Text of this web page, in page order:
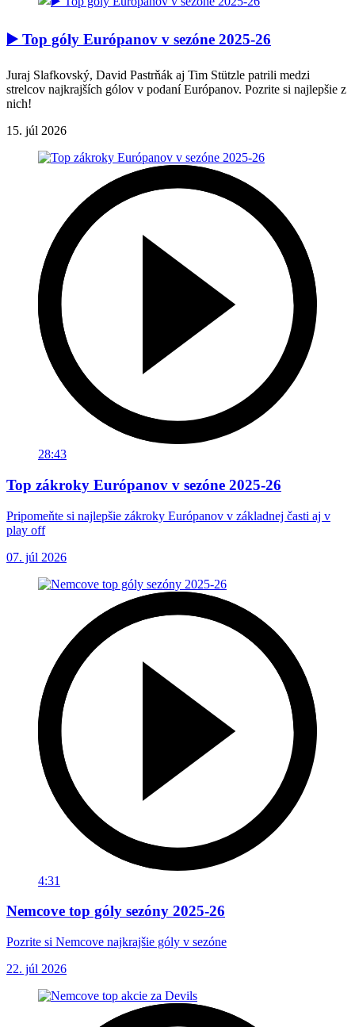
▶️ Top góly Európanov v sezóne 2025-26
Juraj Slafkovský, David Pastrňák aj Tim Stützle patrili medzi
strelcov najkrajších gólov v podaní Európanov. Pozrite si najlepšie z
nich!
15. júl 2026
28:43
Top zákroky Európanov v sezóne 2025-26
Pripomeňte si najlepšie zákroky Európanov v základnej časti aj v
play off
07. júl 2026
4:31
Nemcove top góly sezóny 2025-26
Pozrite si Nemcove najkrajšie góly v sezóne
22. júl 2026